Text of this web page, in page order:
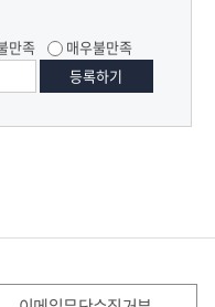
만족 매우불만족